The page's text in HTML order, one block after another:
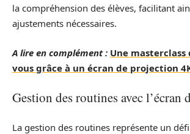
la compréhension des élèves, facilitant
ajustements nécessaires.
A lire en complément : Une masterclass
vous grâce à un écran de projection
Gestion des routines avec l’écran
La gestion des routines représente un